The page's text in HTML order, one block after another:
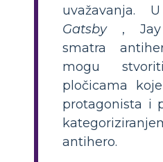
uvažavanja.
Gatsby, Jay
smatra
mogu
pločicama
protagonista i
antihero.